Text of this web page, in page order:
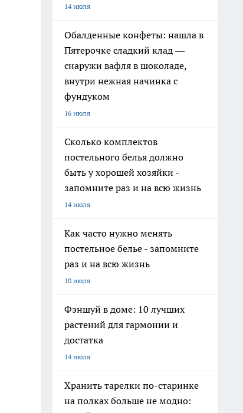
14 июля
Обалденные конфеты: нашла в
Пятерочке сладкий клад —
снаружи вафля в шоколаде,
внутри нежная начинка с
фундуком
16 июля
Сколько комплектов
постельного белья должно
быть у хорошей хозяйки -
запомните раз и на всю жизнь
14 июля
Как часто нужно менять
постельное белье - запомните
раз и на всю жизнь
10 июля
Фэншуй в доме: 10 лучших
растений для гармонии и
достатка
14 июля
Хранить тарелки по-старинке
на полках больше не модно: